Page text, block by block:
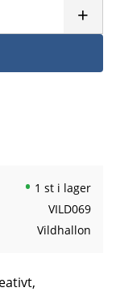
+
1 st i lager
VILD069
Vildhallon